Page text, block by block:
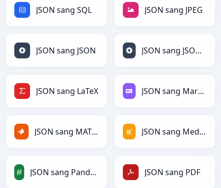
JSON sang SQL JSON sang JPEG
JSON sang JSON JSON sang JSONLines
JSON sang LaTeX JSON sang Markdown
JSON sang MATLAB JSON sang MediaWiki
JSON sang PandasDataFrame JSON sang PDF